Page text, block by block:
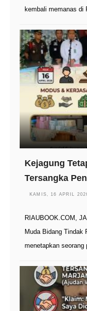
kembali memanas di
Kejagung
Tersangka
KAMIS, 16 APRIL
RIAUBOOK.COM,
Muda Bidang Tindak
menetapkan